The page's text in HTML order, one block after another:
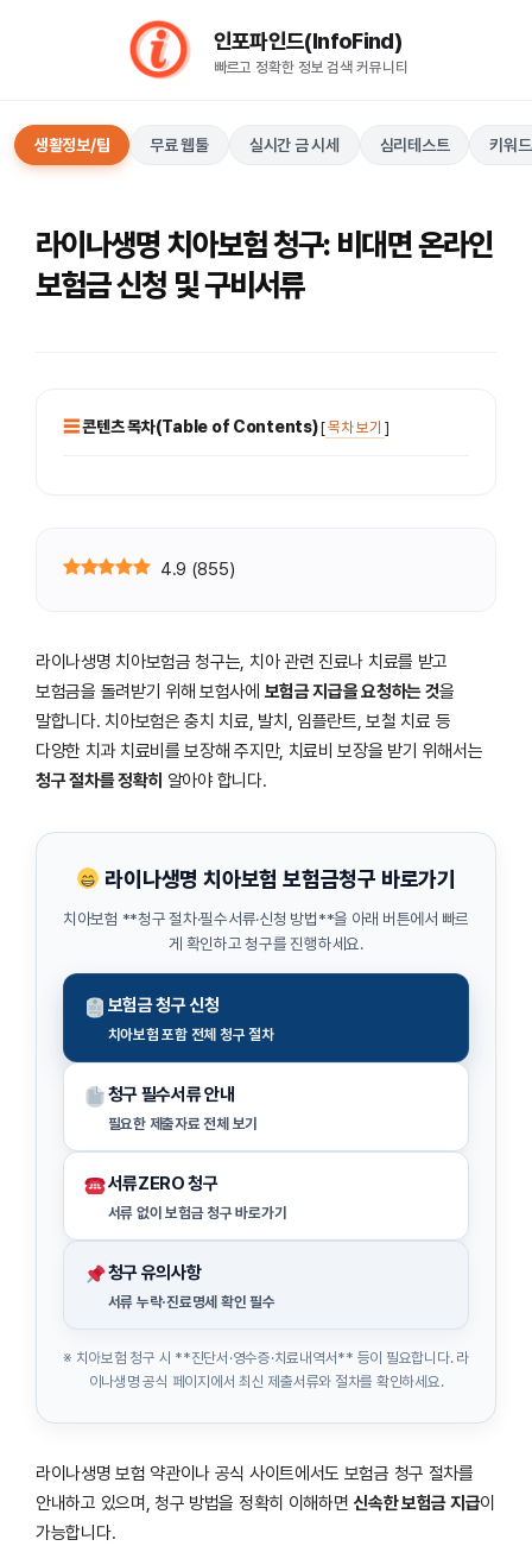
인포파인드(InfoFind)​​​​
빠르고 정확한 정보 검색 커뮤니티
생활정보/팁 무료 웹툴 실시간 금 시세 심리테스트 키워
라이나생명 치아보험 청구: 비대면 온라인
보험금 신청 및 구비서류
콘텐츠 목차(Table of Contents)[목차 보기 ]
4.9 (855)
라이나생명 치아보험금 청구는, 치아 관련 진료나 치료를 받고
보험금을 돌려받기 위해 보험사에 보험금 지급을 요청하는 것을
말합니다. 치아보험은 충치 치료, 발치, 임플란트, 보철 치료 등
다양한 치과 치료비를 보장해 주지만, 치료비 보장을 받기 위해서는
청구 절차를 정확히 알아야 합니다.
라이나생명 치아보험 보험금청구 바로가기
치아보험 **청구 절차·필수서류·신청 방법**을 아래 버튼에서 빠르
게 확인하고 청구를 진행하세요.
보험금 청구 신청
치아보험 포함 전체 청구 절차
청구 필수서류 안내
필요한 제출자료 전체 보기
서류ZERO 청구
서류 없이 보험금 청구 바로가기
청구 유의사항
서류 누락·진료명세 확인 필수
※ 치아보험 청구 시 **진단서·영수증·치료내역서** 등이 필요합니다. 라
이나생명 공식 페이지에서 최신 제출서류와 절차를 확인하세요.
라이나생명 보험 약관이나 공식 사이트에서도 보험금 청구 절차를
안내하고 있으며, 청구 방법을 정확히 이해하면 신속한 보험금 지급이
가능합니다.